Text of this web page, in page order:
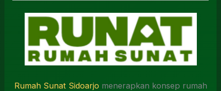
Rumah Sunat Sidoarjomenerapkan konsep rumah